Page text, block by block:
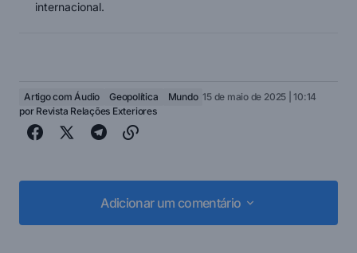
internacional.
Artigo com Áudio Geopolítica Mundo 15 de maio de 2025 | 10:14
por Revista Relações Exteriores
Adicionar um comentário
Adicionar um comentário